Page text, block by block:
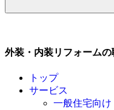
外装・内装リフォーム
トップ
サービス
一般住宅向け